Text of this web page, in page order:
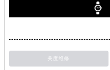
美度维修